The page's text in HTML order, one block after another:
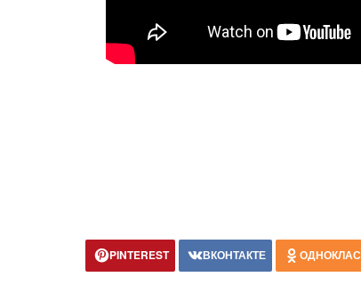
PINTEREST ВКОНТАКТЕ